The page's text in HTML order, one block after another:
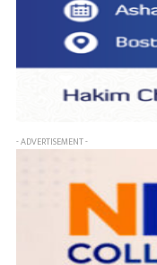
- ADVERTISEMENT -